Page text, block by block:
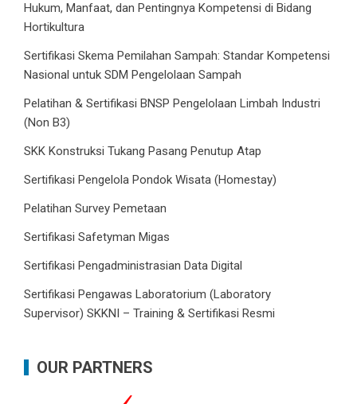
Hukum, Manfaat, dan Pentingnya Kompetensi di Bidang
Hortikultura
Sertifikasi Skema Pemilahan Sampah: Standar Kompetensi
Nasional untuk SDM Pengelolaan Sampah
Pelatihan & Sertifikasi BNSP Pengelolaan Limbah Industri
(Non B3)
SKK Konstruksi Tukang Pasang Penutup Atap
Sertifikasi Pengelola Pondok Wisata (Homestay)
Pelatihan Survey Pemetaan
Sertifikasi Safetyman Migas
Sertifikasi Pengadministrasian Data Digital
Sertifikasi Pengawas Laboratorium (Laboratory
Supervisor) SKKNI – Training & Sertifikasi Resmi
OUR PARTNERS